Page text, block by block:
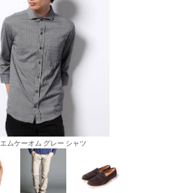
エムケーオム グレー シャツ